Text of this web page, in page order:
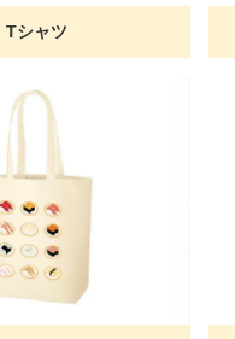
Tシャツ